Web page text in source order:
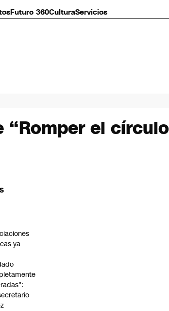
Futuro 360CulturaServicios
el
ya